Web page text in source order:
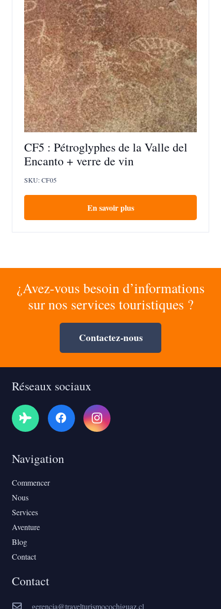
CF5 : Pétroglyphes de la Valle del
Encanto + verre de vin
SKU: CF05
En savoir plus
¿Avez-vous besoin d’informations
sur nos services touristiques ?
Contactez-nous
Réseaux sociaux
Navigation
Commencer
Nous
Services
Aventure
Blog
Contact
Contact
gerencia@travelturismocochiguaz.cl